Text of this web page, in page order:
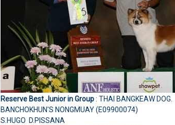
Reserve Best Junior in Group: THAI BANGKEAW DOG.
BANCHOKHUN'S NONGMUAY (E09900074)
S.HUGO D.PISSANA